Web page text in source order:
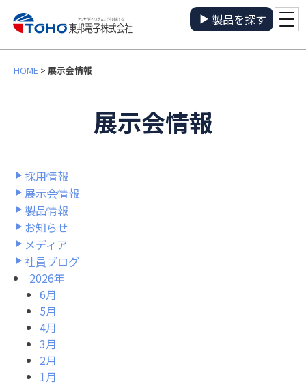
製品を探す
HOME > 展示会情報
展示会情報
採用情報
展示会情報
製品情報
お知らせ
メディア
社員ブログ
2026年
6月
5月
4月
3月
2月
1月